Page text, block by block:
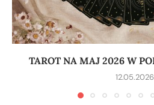
TAROT NA MAJ 2026 W
12.05.2026